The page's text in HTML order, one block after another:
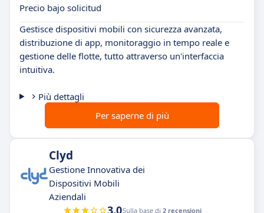
Precio bajo solicitud
Gestisce dispositivi mobili con sicurezza avanzata,
distribuzione di app, monitoraggio in tempo reale e
gestione delle flotte, tutto attraverso un'interfaccia
intuitiva.
Più dettagli
Per saperne di più
Clyd
Gestione Innovativa dei
Dispositivi Mobili
Aziendali
3.0Sulla base di 2 recensioni